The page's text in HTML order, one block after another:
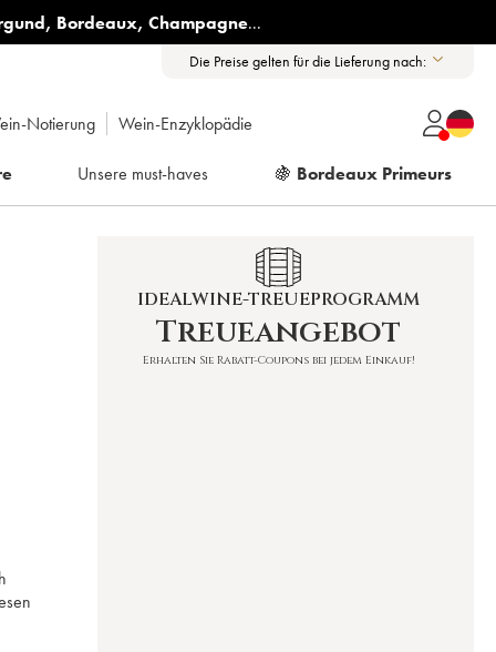
, Bordeaux, Champagne...
Die Preise gelten für die Lieferung nach:
Notierung Wein-Enzyklopädie
Unsere must-haves 🍇 Bordeaux Primeurs
IDEALWINE-TREUEPROGRAMM
Treueangebot
Erhalten Sie Rabatt-Coupons bei jedem Einkauf!